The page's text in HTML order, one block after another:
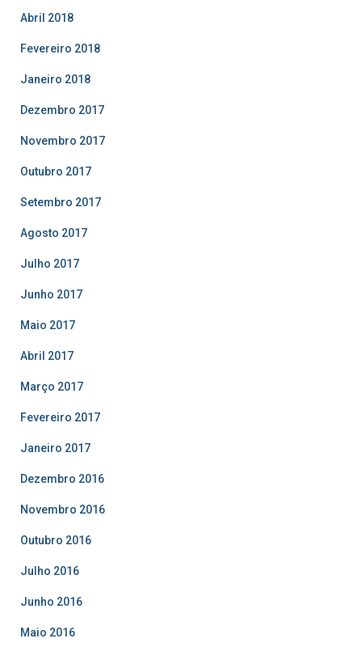
Abril 2018
Fevereiro 2018
Janeiro 2018
Dezembro 2017
Novembro 2017
Outubro 2017
Setembro 2017
Agosto 2017
Julho 2017
Junho 2017
Maio 2017
Abril 2017
Março 2017
Fevereiro 2017
Janeiro 2017
Dezembro 2016
Novembro 2016
Outubro 2016
Julho 2016
Junho 2016
Maio 2016